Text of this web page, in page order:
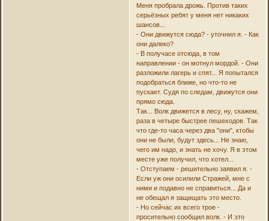
Меня пробрала дрожь. Против таких
серьёзных ребят у меня нет никаких
шансов...
- Они движутся сюда? - уточнил я. - Как
они далеко?
- В получасе отсюда, в том
направлении - он мотнул мордой. - Они
разложили лагерь и спят... Я попытался
подобраться ближе, но что-то не
пускает. Судя по следам, движутся они
прямо сюда.
Так... Волк движется в лесу, ну, скажем,
раза в четыре быстрее пешеходов. Так
что где-то часа через два "они", ктобы
они не были, будут здесь... Не знаю,
чего им надо, и знать не хочу. Я в этом
месте уже получил, что хотел...
- Отступаем - решительно заявил я. -
Если уж они осилили Стражей, мне с
ними и подавно не справиться... Да и
не обещал я защищать это место.
- Но сейчас их всего трое -
просительно сообщил волк. - И это